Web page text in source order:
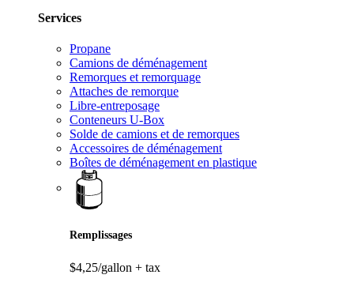
Services
Propane
Camions de déménagement
Remorques et remorquage
Attaches de remorque
Libre-entreposage
Conteneurs U-Box
Solde de camions et de remorques
Accessoires de déménagement
Boîtes de déménagement en plastique
Remplissages
$4,25/gallon + tax